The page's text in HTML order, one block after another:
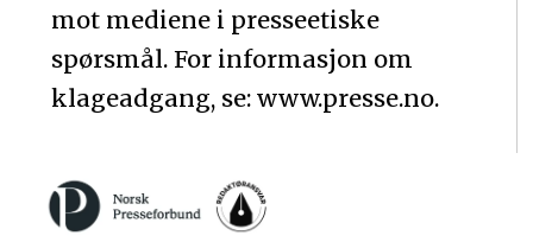
mot mediene i presseetiske
spørsmål. For informasjon om
klageadgang, se: www.presse.no.